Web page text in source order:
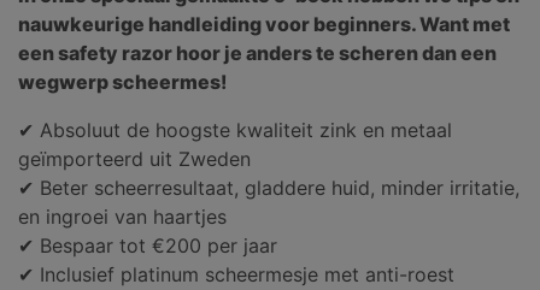
nauwkeurige handleiding voor beginners. Want met
een safety razor hoor je anders te scheren dan een
wegwerp scheermes!
✔ Absoluut de hoogste kwaliteit zink en metaal
geïmporteerd uit Zweden
✔ Beter scheerresultaat, gladdere huid, minder irritatie,
en ingroei van haartjes
✔ Bespaar tot €200 per jaar
✔ Inclusief platinum scheermesje met anti-roest